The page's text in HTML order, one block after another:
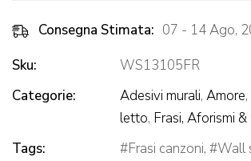
Consegna Stimata: 07 - 14 Ago,
Sku:
WS13105FR
Categorie:
Adesivi murali, Amore,
letto, Frasi, Aforismi
Tags:
Frasi canzoni, Wall